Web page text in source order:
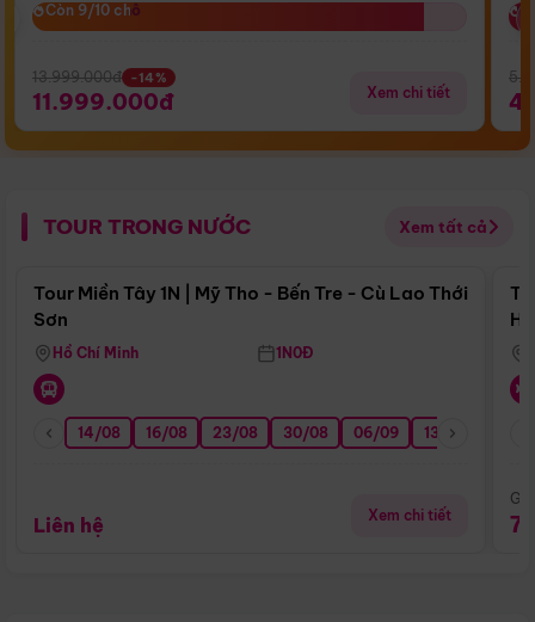
Còn 9/10 chỗ
Còn 9/10 chỗ
13.999.000đ -14%
11.999.000đ Xem chi tiết
TOUR TRONG NƯỚC Xem tất cả
Điểm nổi bật
Tour Miền Tây 1N | Mỹ Tho - Bến Tre - Cù Lao Thới
Sơn
Hồ Chí Minh 1N0Đ
14/08 16/08 23/08 30/08 06/09 13/09
Liên hệ Xem chi tiết